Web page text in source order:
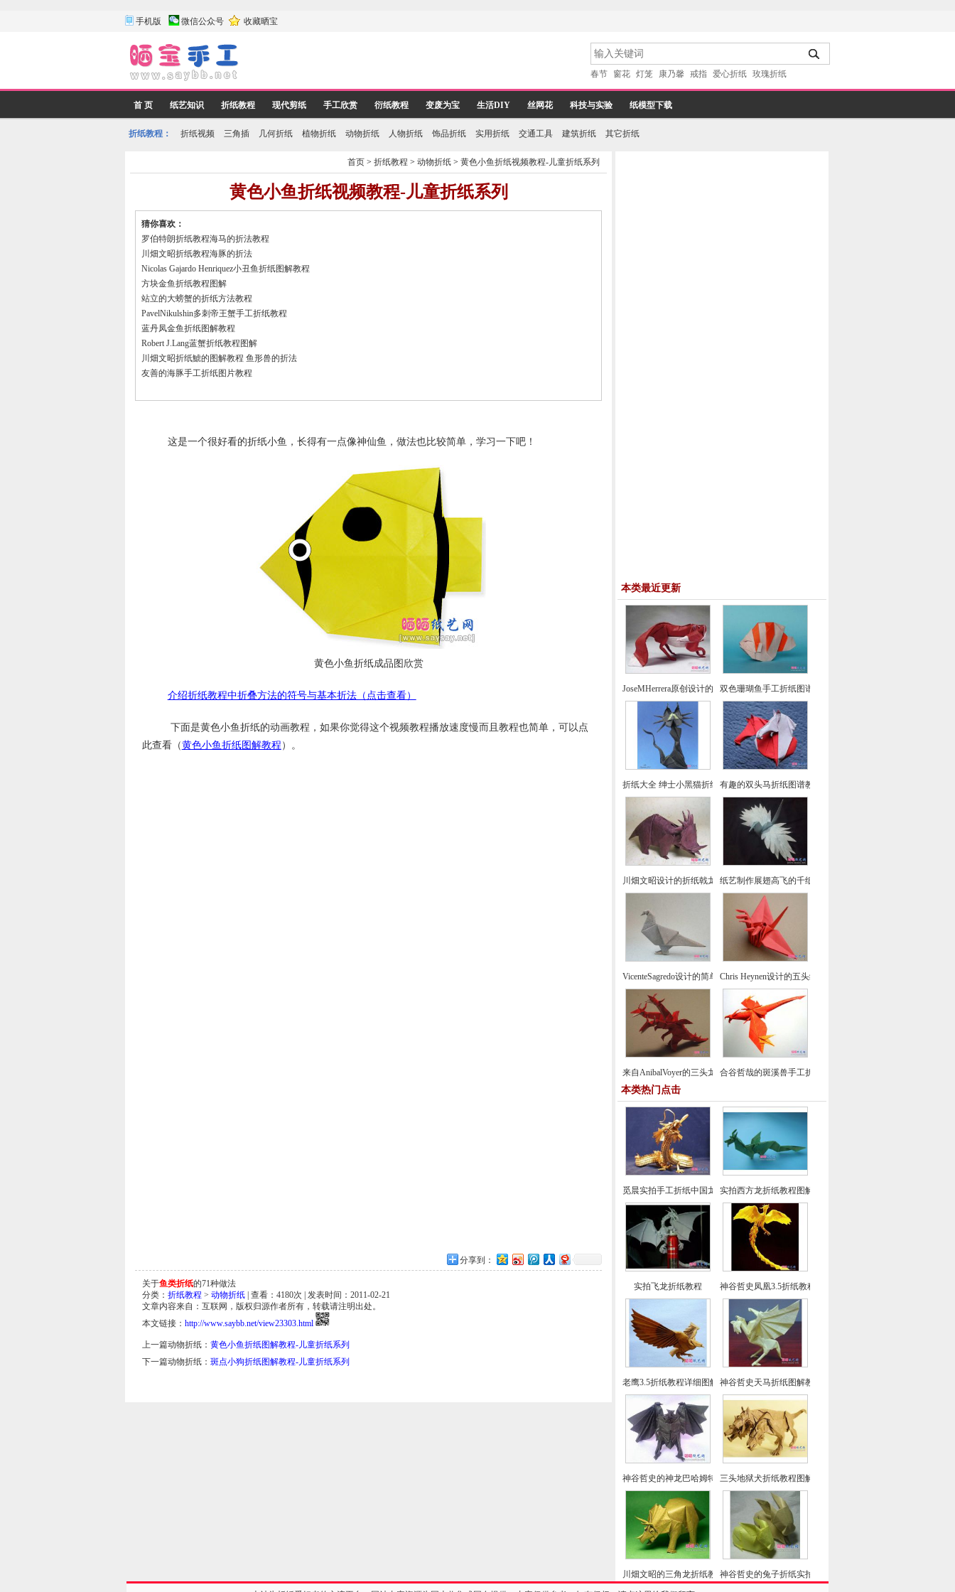
手机版 微信公众号 收藏晒宝
春节 窗花 灯笼 康乃馨 戒指 爱心折纸 玫瑰折纸
首 页 纸艺知识 折纸教程 现代剪纸 手工欣赏 衍纸教程 变废为宝 生活DIY 丝网花 科技与实验 纸模型下载
折纸教程： 折纸视频 三角插 几何折纸 植物折纸 动物折纸 人物折纸 饰品折纸 实用折纸 交通工具 建筑折纸 其它折纸
首页 >折纸教程 >动物折纸 >黄色小鱼折纸视频教程-儿童折纸系列
黄色小鱼折纸视频教程-儿童折纸系列
猜你喜欢：
罗伯特朗折纸教程海马的折法教程
川畑文昭折纸教程海豚的折法
Nicolas Gajardo Henriquez小丑鱼折纸图解教程
方块金鱼折纸教程图解
站立的大螃蟹的折纸方法教程
PavelNikulshin多刺帝王蟹手工折纸教程
蓝丹凤金鱼折纸图解教程
Robert J.Lang蓝蟹折纸教程图解
川畑文昭折纸鯱的图解教程 鱼形兽的折法
友善的海豚手工折纸图片教程
这是一个很好看的折纸小鱼，长得有一点像神仙鱼，做法也比较简单，学习一下吧！
黄色小鱼折纸成品图欣赏
介绍折纸教程中折叠方法的符号与基本折法（点击查看）
下面是黄色小鱼折纸的动画教程，如果你觉得这个视频教程播放速度慢而且教程也简单，可以点
此查看（黄色小鱼折纸图解教程 ）。
分享到：
关于鱼类折纸的71种做法
分类： 折纸教程 > 动物折纸| 查看： 4180次 | 发表时间：2011-02-21
文章内容来自：互联网，版权归源作者所有，转载请注明出处。
本文链接： http://www.saybb.net/view23303.html
上一篇动物折纸： 黄色小鱼折纸图解教程-儿童折纸系列
下一篇动物折纸： 斑点小狗折纸图解教程-儿童折纸系列
本类最近更新
JoseMHerrera原创设计的回头望小狐狸折纸
双色珊瑚鱼手工折纸图谱教程
折纸大全 绅士小黑猫折纸方法教程有趣的双头马折纸图谱教程
川畑文昭设计的折纸戟龙图谱教程纸艺制作展翅高飞的千纸鹤折纸图文教程
VicenteSagredo设计的简单鸽子折纸教程Chris Heynen设计的五头纸鹤折纸图谱教程
来自AnibalVoyer的三头龙折纸图谱教程合谷哲哉的斑溪兽手工折纸教程
本类热门点击
觅晨实拍手工折纸中国龙组合纸艺制作教程
实拍西方龙折纸教程图解-飞龙折纸
实拍飞龙折纸教程 神谷哲史凤凰3.5折纸教程-高级教程
老鹰3.5折纸教程详细图解-高级教程神谷哲史天马折纸图解教程
神谷哲史的神龙巴哈姆特折纸教程三头地狱犬折纸教程图解-神谷哲史折纸之
川畑文昭的三角龙折纸教程图解神谷哲史的兔子折纸实拍教程(超详细)